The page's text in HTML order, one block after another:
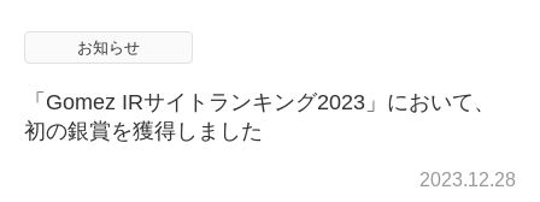
お知らせ
「Gomez IRサイトランキング2023」において、
初の銀賞を獲得しました
2023.12.28